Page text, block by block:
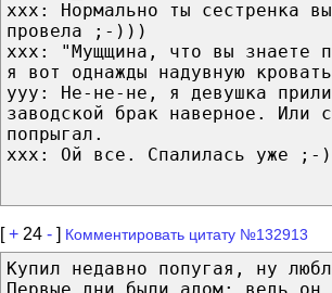
xxx: Нормально ты сестренка
провела ;-)))
xxx: "Мущщина, что вы знаете
я вот однажды надувную
yyy: Не-не-не, я девушка
заводской брак наверное. Или
попрыгал.
xxx: Ой все. Спалилась уже ;-)
[+ 24 - ] Комментировать цитату №132913
Купил недавно попугая, ну
Первые дни были адом: ведь он